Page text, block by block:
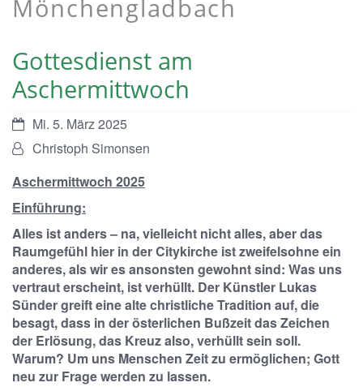
Mönchengladbach
Gottesdienst am
Aschermittwoch
Datum:Mi. 5. März 2025
Von:Christoph Simonsen
Aschermittwoch 2025
Einführung:
Alles ist anders – na, vielleicht nicht alles, aber das
Raumgefühl hier in der Citykirche ist zweifelsohne ein
anderes, als wir es ansonsten gewohnt sind: Was uns
vertraut erscheint, ist verhüllt. Der Künstler Lukas
Sünder greift eine alte christliche Tradition auf, die
besagt, dass in der österlichen Bußzeit das Zeichen
der Erlösung, das Kreuz also, verhüllt sein soll.
Warum? Um uns Menschen Zeit zu ermöglichen; Gott
neu zur Frage werden zu lassen.